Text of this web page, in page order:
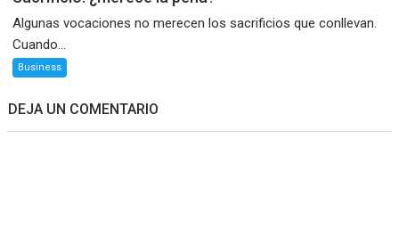
Algunas vocaciones no merecen los sacrificios que conllevan.
Cuando...
Business
DEJA UN COMENTARIO